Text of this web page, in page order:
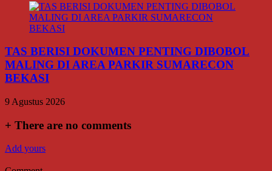
TAS BERISI DOKUMEN PENTING DIBOBOL
MALING DI AREA PARKIR SUMARECON
BEKASI
9 Agustus 2026
+ There are no comments
Add yours